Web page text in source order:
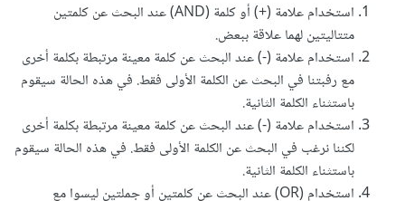
استخدام علامة (+) أو كلمة (AND) عند البحث عن كلمتين
متتاليتين لهما علاقة ببعض.
استخدام علامة (-) عند البحث عن كلمة معينة مرتبطة بكلمة أخرى
مع رفبتنا في البحث عن الكلمة الأولى فقط. في هذه الحالة سيقوم
باستثناء الكلمة الثانية.
استخدام علامة (-) عند البحث عن كلمة معينة مرتبطة بكلمة أخرى
لكننا نرغب في البحث عن الكلمة الأولى فقط. في هذه الحالة سيقوم
باستثناء الكلمة الثانية.
استخدام (OR) عند البحث عن كلمتين أو جملتين ليسوا مع